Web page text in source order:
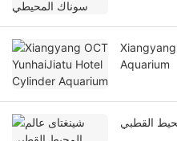
Aquarium
القطبي